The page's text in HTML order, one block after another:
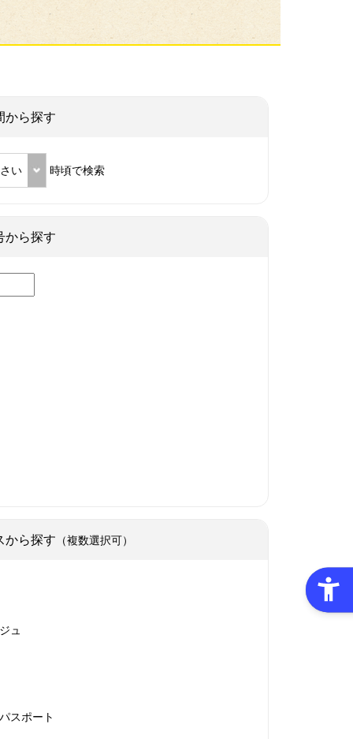
から探す
い 時頃で検索
から探す
から探す （複数選択可）
ュ
スポート